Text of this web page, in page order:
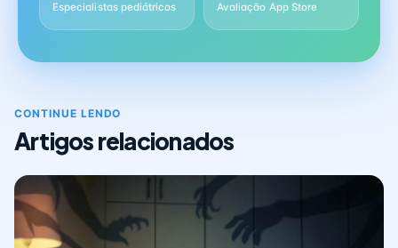
Especialistas pediátricos Avaliação App Store
CONTINUE LENDO
Artigos relacionados